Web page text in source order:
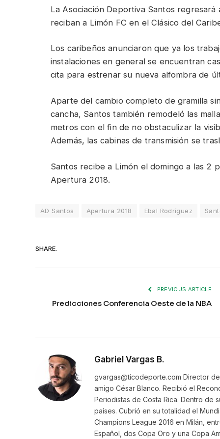
La Asociación Deportiva Santos
reciban a Limón FC en el Clásico del
Los caribeños anunciaron que ya los
instalaciones en general se encuentran
cita para estrenar su nueva alfombra de
Aparte del cambio completo de gramilla
cancha, Santos también remodeló las
metros con el fin de no obstaculizar la
Además, las cabinas de transmisión se
Santos recibe a Limón el domingo a las 2
Apertura 2018.
AD Santos Apertura 2018 Ebal Rodríguez
SHARE.
PREVIOUS ARTICLE
Predicciones Conferencia Oeste de la NBA
Gabriel Vargas B.
gvargas@ticodeporte.com Director
amigo César Blanco. Recibió el
Periodistas de Costa Rica. Dentro de
países. Cubrió en su totalidad el
Champions League 2016 en Milán,
Español, dos Copa Oro y una Copa